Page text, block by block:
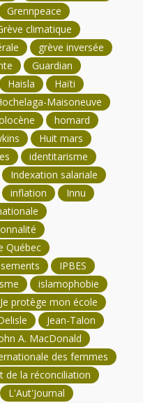
Grennpeace
climatique
grève inversée
Guardian
Haisla
Haïti
Maisoneuve
homard
Huit mars
identitarisme
Indexation salariale
inflation
Innu
Québec
IPBES
islamophobie
Je protège mon école
Jean-Talon
A. MacDonald
des femmes
de la réconciliation
L'Aut'Journal